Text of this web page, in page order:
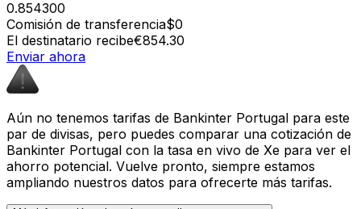
0.854300
Comisión de transferencia$0
El destinatario recibe€854.30
Enviar ahora
Aún no tenemos tarifas de Bankinter Portugal para este
par de divisas, pero puedes comparar una cotización de
Bankinter Portugal con la tasa en vivo de Xe para ver el
ahorro potencial. Vuelve pronto, siempre estamos
ampliando nuestros datos para ofrecerte más tarifas.